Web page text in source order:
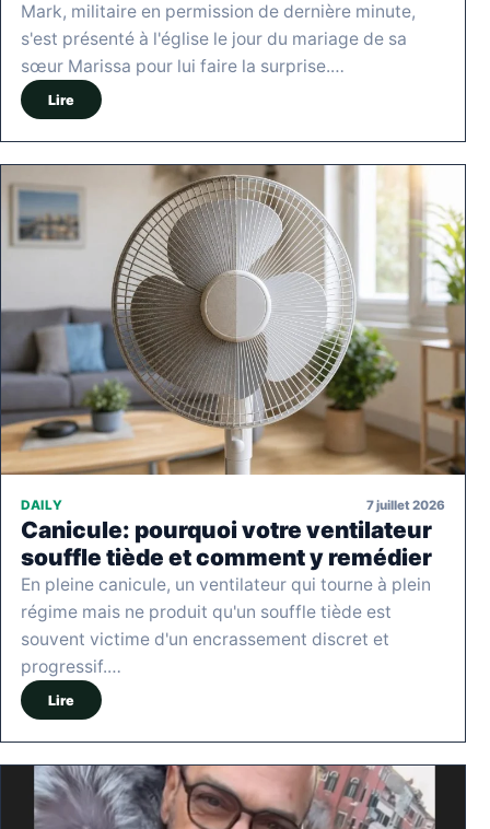
Mark, militaire en permission de dernière minute,
s'est présenté à l'église le jour du mariage de sa
sœur Marissa pour lui faire la surprise.…
Lire
DAILY 7 juillet 2026
Canicule: pourquoi votre ventilateur
souffle tiède et comment y remédier
En pleine canicule, un ventilateur qui tourne à plein
régime mais ne produit qu'un souffle tiède est
souvent victime d'un encrassement discret et
progressif.…
Lire